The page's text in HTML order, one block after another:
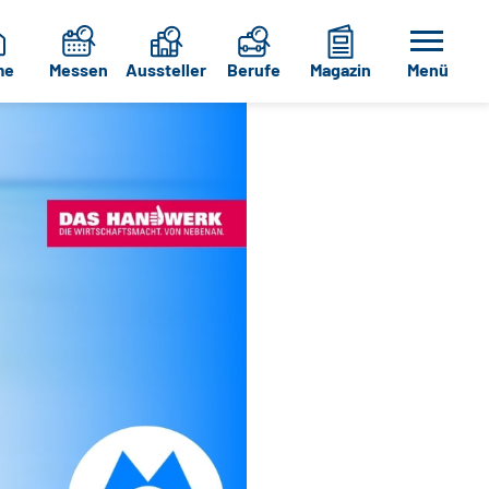
Messen Aussteller Berufe Magazin Menü